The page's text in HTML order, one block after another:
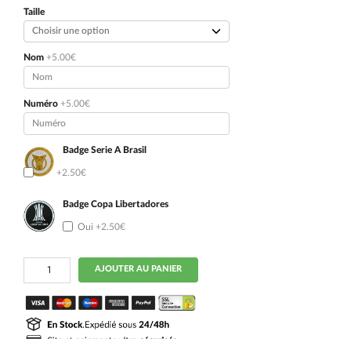
était :
94.90€.est :
49.90€.
Taille
Nom +5.00€
Numéro +5.00€
Badge Serie A Brasil
Oui +2.50€
Badge Copa Libertadores
Oui +2.50€
quantité
Maillot
Santos
Domicile
2025
2026
AJOUTER AU PANIER